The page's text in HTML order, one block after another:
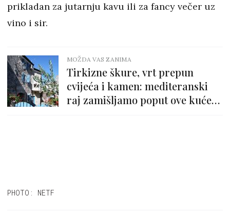
prikladan za jutarnju kavu ili za fancy večer uz
vino i sir.
MOŽDA VAS ZANIMA
Tirkizne škure, vrt prepun
cvijeća i kamen: mediteranski
raj zamišljamo poput ove kuće
PHOTO: NETF